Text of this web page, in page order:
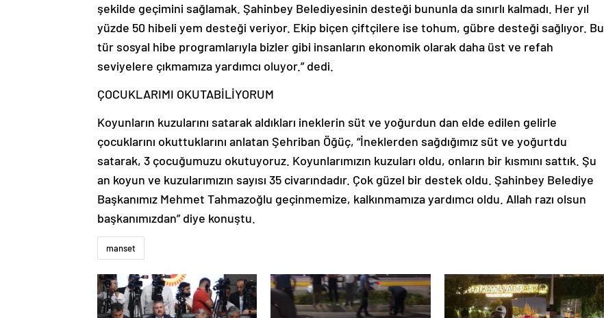
şekilde geçimini sağlamak. Şahinbey Belediyesinin desteği bununla da sınırlı kalmadı. Her yıl
yüzde 50 hibeli yem desteği veriyor. Ekip biçen çiftçilere ise tohum, gübre desteği sağlıyor. Bu
tür sosyal hibe programlarıyla bizler gibi insanların ekonomik olarak daha üst ve refah
seviyelere çıkmamıza yardımcı oluyor.” dedi.
ÇOCUKLARIMI OKUTABİLİYORUM
Koyunların kuzularını satarak aldıkları ineklerin süt ve yoğurdun dan elde edilen gelirle
çocuklarını okuttuklarını anlatan Şehriban Öğüç, “İneklerden sağdığımız süt ve yoğurtdu
satarak, 3 çocuğumuzu okutuyoruz. Koyunlarımızın kuzuları oldu, onların bir kısmını sattık. Şu
an koyun ve kuzularımızın sayısı 35 civarındadır. Çok güzel bir destek oldu. Şahinbey Belediye
Başkanımız Mehmet Tahmazoğlu geçinmemize, kalkınmamıza yardımcı oldu. Allah razı olsun
başkanımızdan” diye konuştu.
manset